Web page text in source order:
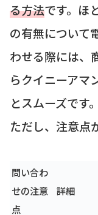
る方法です。ほ
の有無について
わせる際には、
らクイニーアマ
とスムーズです。
ただし、注意点
問い合わ
せの注意
点
詳細